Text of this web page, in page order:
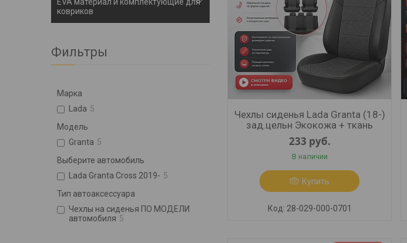
Чехлы сиденья Lada Granta (18-)
зад.цельн Экокожа + ткань
233 руб.
В наличии
Купить
28-029-000-0701
ковриков
Фильтры
Марка
Lada 5
Модель
Granta 5
Выберите автомобиль
Lada Granta Cross 2019- 5
Тип автоаксессуара
Чехлы на сиденья ПО МОДЕЛИ
автомобиля 5